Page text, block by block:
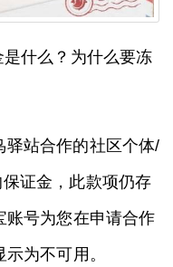
什么？为什么要冻
驿站合作的社区个体/
证金，此款项仍存
账号为您在申请合作
为不可用。